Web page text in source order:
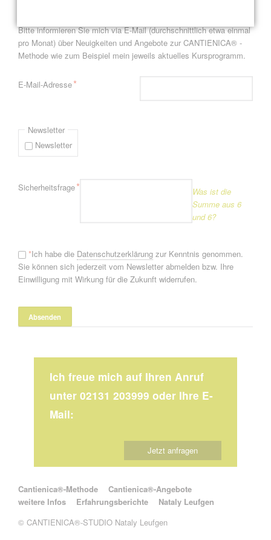
Bitte informieren Sie mich via E-Mail (durchschnittlich etwa einmal
pro Monat) über Neuigkeiten und Angebote zur CANTIENICA® -
Methode wie zum Beispiel mein jeweils aktuelles Kursprogramm.
Pflichtfeld
E-Mail-Adresse*
Newsletter
Newsletter
Pflichtfeld
Sicherheitsfrage*
Was ist die
Summe aus 6
und 6?
*Ich habe die Datenschutzerklärungzur Kenntnis genommen.
Sie können sich jederzeit vom Newsletter abmelden bzw. Ihre
Einwilligung mit Wirkung für die Zukunft widerrufen.
Ich freue mich auf Ihren Anruf
unter 02131 203999 oder Ihre E-
Mail:
Jetzt anfragen
Navigation überspringen
Cantienica®-Methode
Cantienica®-Angebote
weitere Infos
Erfahrungsberichte
Nataly Leufgen
© CANTIENICA®-STUDIO Nataly Leufgen